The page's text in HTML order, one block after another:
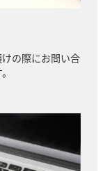
の際にお問い合